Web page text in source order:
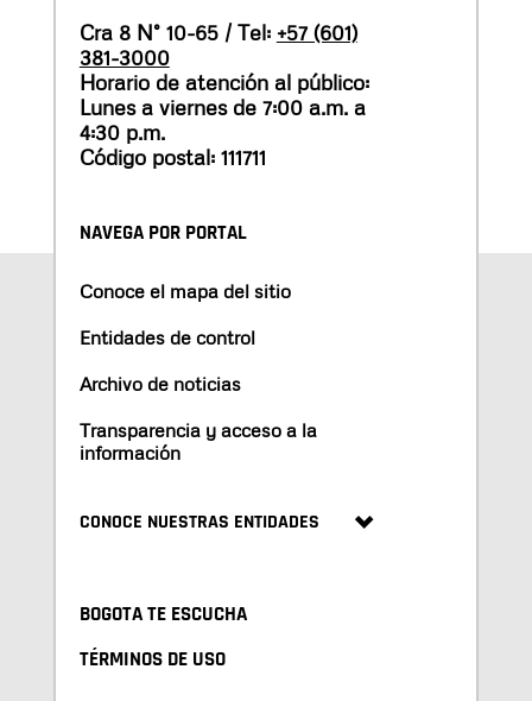
Cra 8 N° 10-65 / Tel: +57 (601)
381-3000
Horario de atención al público:
Lunes a viernes de 7:00 a.m. a
4:30 p.m.
Código postal: 111711
NAVEGA POR PORTAL
Conoce el mapa del sitio
Entidades de control
Archivo de noticias
Transparencia y acceso a la
información
CONOCE NUESTRAS ENTIDADES
BOGOTA TE ESCUCHA
TÉRMINOS DE USO